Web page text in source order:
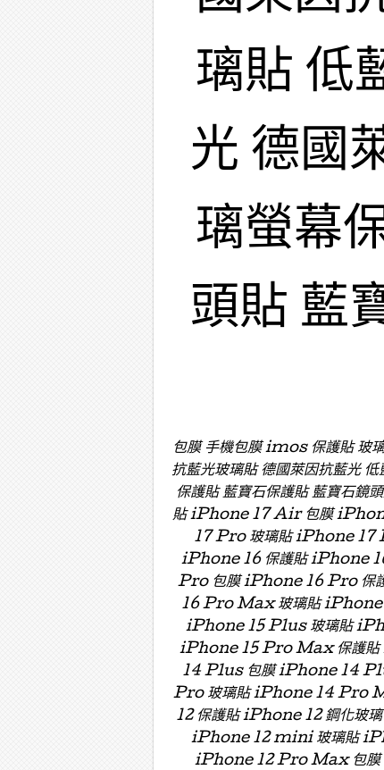
璃貼 低
光 德國
璃螢幕
頭貼 藍
包膜 手機包膜 imos 保護貼 玻
抗藍光玻璃貼 德國萊因抗藍光
保護貼 藍寶石保護貼 藍寶石
貼 iPhone 17 Air 包膜
17 Pro 玻璃貼 iPhone
iPhone 16 保護貼 iPhone
Pro 包膜 iPhone 16 Pro 保
16 Pro Max 玻璃貼 iPhone
iPhone 15 Plus 玻璃貼
iPhone 15 Pro Max 保護貼
14 Plus 包膜 iPhone 14
Pro 玻璃貼 iPhone 14 Pro
12 保護貼 iPhone 12 鋼化
iPhone 12 mini 玻璃貼
iPhone 12 Pro Max 包膜